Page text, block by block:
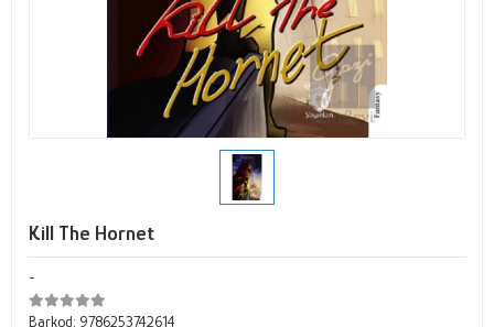
Kill The Hornet
-
Barkod: 9786253742614